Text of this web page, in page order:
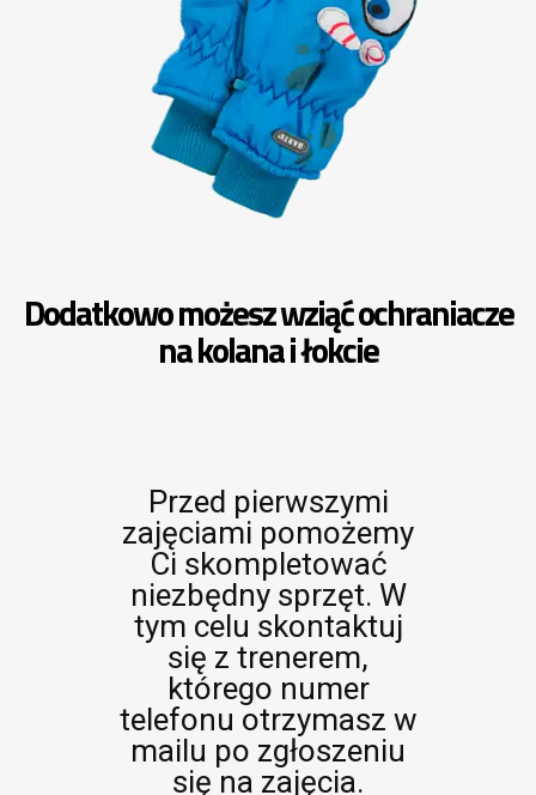
Dodatkowo możesz wziąć ochraniacze
na kolana i łokcie
Przed pierwszymi
zajęciami pomożemy
Ci skompletować
niezbędny sprzęt. W
tym celu skontaktuj
się z trenerem,
którego numer
telefonu otrzymasz w
mailu po zgłoszeniu
się na zajęcia.